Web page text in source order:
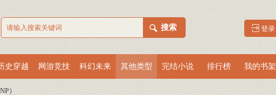
登录
史穿越 网游竞技 科幻未来 其他类型 完结小说 排行榜 我的书架
）